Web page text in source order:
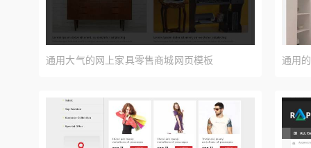
通用大气的网上家具零售商城网页模板 通用